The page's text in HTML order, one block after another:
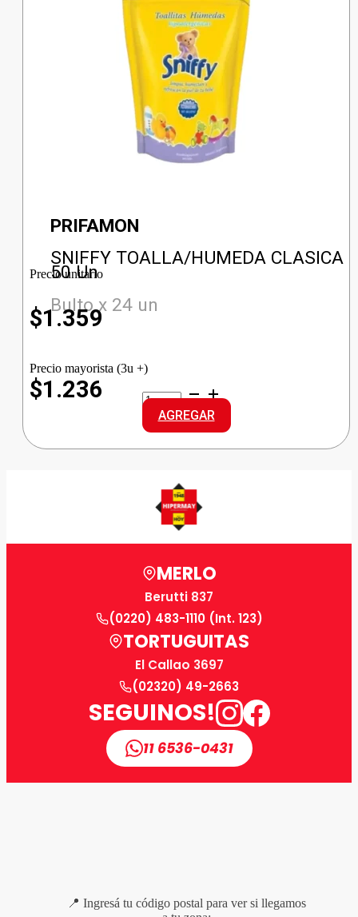
PRIFAMON
SNIFFY TOALLA/HUMEDA CLASICA
50 Un
Bulto x 24 un
Precio unitario
$1.359
Precio mayorista (3u +)
$1.236
SNIFFY
TOALLA/HUMEDA
CLASICA
cantidad
AGREGAR
MERLO
Berutti 837
(0220) 483-1110 (Int. 123)
TORTUGUITAS
El Callao 3697
(02320) 49-2663
SEGUINOS!
11 6536-0431
📍 Ingresá tu código postal para ver si llegamos